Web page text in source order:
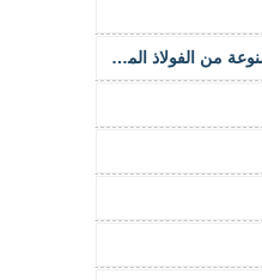
الدرابزين والتجهيزات المصنوعة من الفولاذ المقاوم للصدأ